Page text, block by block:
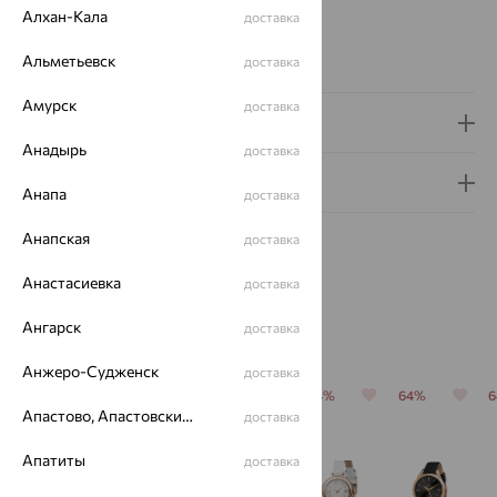
Страна происхождения:
Коллекция:VIVA
Похожие изделия
64% 64%
Алхан-Кала доставка
Альметьевск доставка
Амурск доставка
Анадырь доставка
Анапа доставка
Анапская доставка
Анастасиевка доставка
Ангарск доставка
Анжеро-Судженск доставка
Апастово, Апастовский район доставка
Апатиты доставка